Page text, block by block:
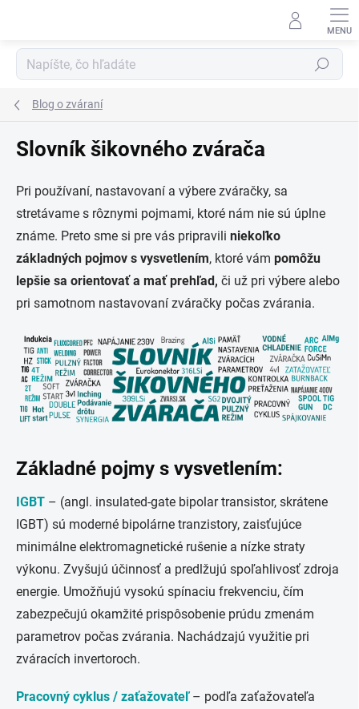
Hľadať
Blog o zváraní
Slovník šikovného zvárača
Pri používaní, nastavovaní a výbere zváračky, sa
stretávame s rôznymi pojmami, ktoré nám nie sú úplne
známe. Preto sme si pre vás pripravili niekoľko
základných pojmov s vysvetlením, ktoré vám pomôžu
lepšie sa orientovať a mať prehľad, či už pri výbere alebo
pri samotnom nastavovaní zváračky počas zvárania.
Základné pojmy s vysvetlením:
IGBT – (angl. insulated-gate bipolar transistor, skrátene
IGBT) sú moderné bipolárne tranzistory, zaisťujúce
minimálne elektromagnetické rušenie a nízke straty
výkonu. Zvyšujú účinnosť a predlžujú spoľahlivosť zdroja
energie. Umožňujú vysokú spínaciu frekvenciu, čím
zabezpečujú okamžité prispôsobenie prúdu zmenám
parametrov počas zvárania. Nachádzajú využitie pri
zváracích invertoroch.
Pracovný cyklus / zaťažovateľ– podľa zaťažovateľa